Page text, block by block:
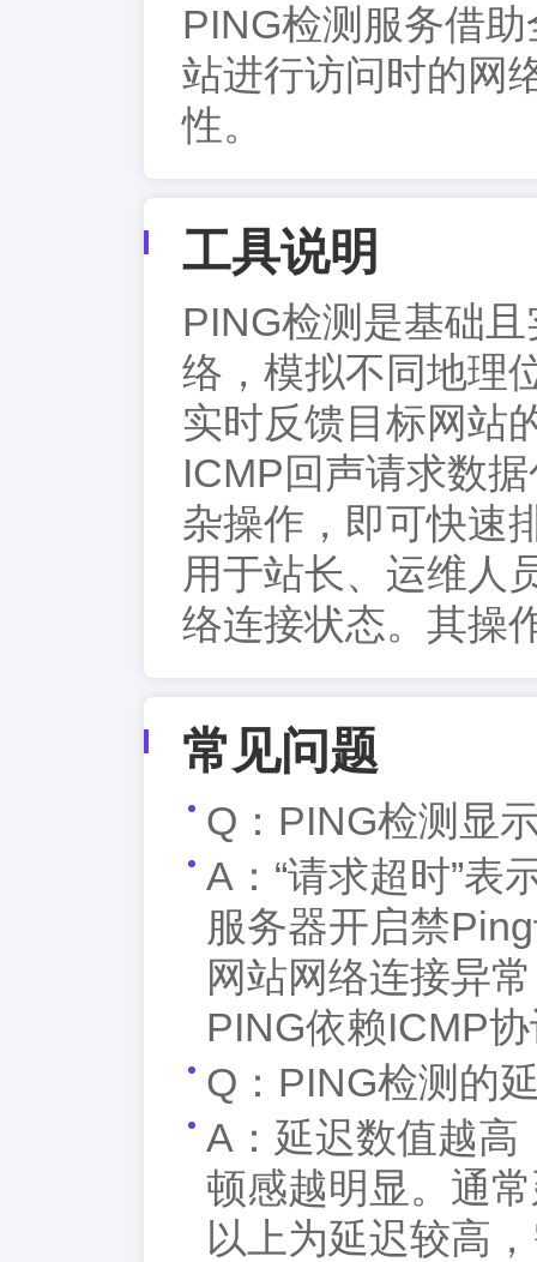
PING检测服务借
站进行访问时的网
性。
工具说明
PING检测是基础
络，模拟不同地理
实时反馈目标网站
ICMP回声请求数
杂操作，即可快速
用于站长、运维人
络连接状态。其操
常见问题
Q：PING检测显
A：“请求超时”表
服务器开启禁
网站网络连接异
PING依赖ICMP
Q：PING检测的
A：延迟数值越高
顿感越明显。通
以上为延迟较高